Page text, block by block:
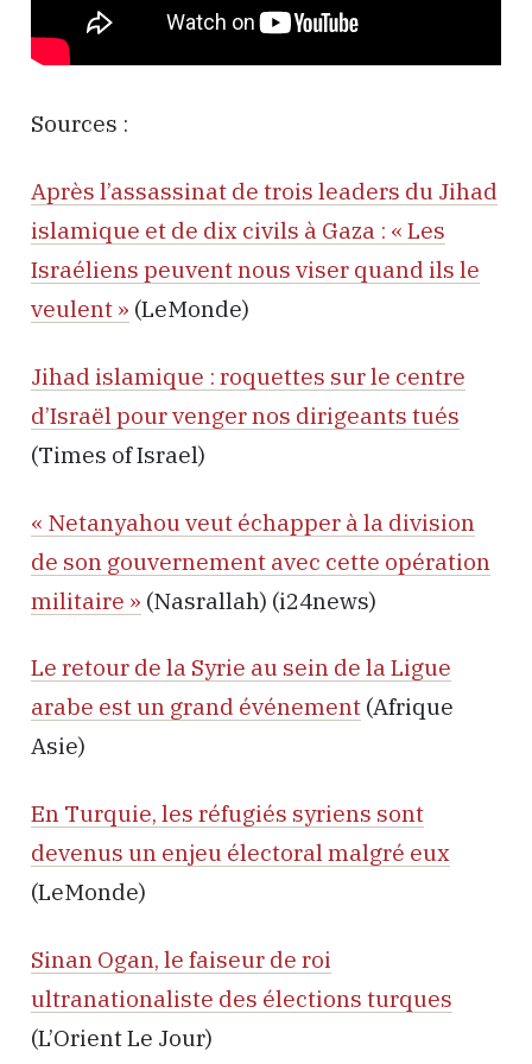
Sources :
Après l’assassinat de trois leaders du Jihad
islamique et de dix civils à Gaza : « Les
Israéliens peuvent nous viser quand ils le
veulent » (LeMonde)
Jihad islamique : roquettes sur le centre
d’Israël pour venger nos dirigeants tués
(Times of Israel)
« Netanyahou veut échapper à la division
de son gouvernement avec cette opération
militaire » (Nasrallah) (i24news)
Le retour de la Syrie au sein de la Ligue
arabe est un grand événement (Afrique
Asie)
En Turquie, les réfugiés syriens sont
devenus un enjeu électoral malgré eux
(LeMonde)
Sinan Ogan, le faiseur de roi
ultranationaliste des élections turques
(L’Orient Le Jour)